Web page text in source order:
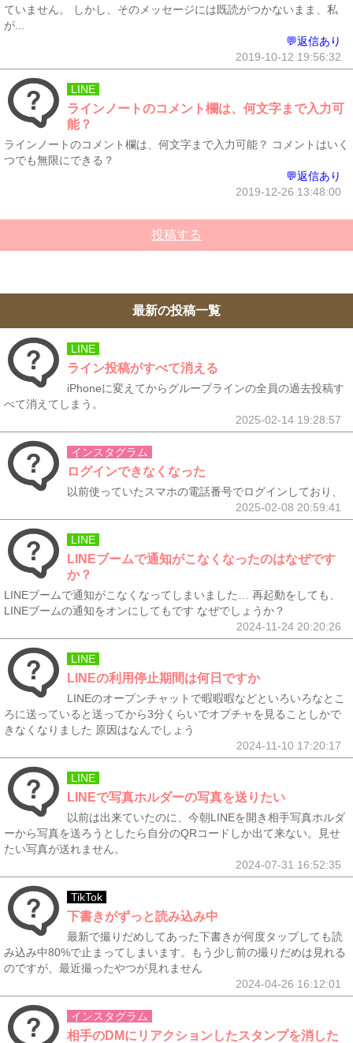
ていません。 しかし、そのメッセージには既読がつかないまま、私
が...
💬返信あり
2019-10-12 19:56:32
LINE
ラインノートのコメント欄は、何文字まで入力可
能？
ラインノートのコメント欄は、何文字まで入力可能？ コメントはいく
つでも無限にできる？
💬返信あり
2019-12-26 13:48:00
投稿する
最新の投稿一覧
LINE
ライン投稿がすべて消える
iPhoneに変えてからグループラインの全員の過去投稿す
べて消えてしまう。
2025-02-14 19:28:57
インスタグラム
ログインできなくなった
以前使っていたスマホの電話番号でログインしており、
2025-02-08 20:59:41
LINE
LINEブームで通知がこなくなったのはなぜです
か？
LINEブームで通知がこなくなってしまいました… 再起動をしても、
LINEブームの通知をオンにしてもです なぜでしょうか？
2024-11-24 20:20:26
LINE
LINEの利用停止期間は何日ですか
LINEのオープンチャットで暇暇暇などといろいろなとこ
ろに送っていると送ってから3分くらいでオプチャを見ることしかで
きなくなりました 原因はなんでしょう
2024-11-10 17:20:17
LINE
LINEで写真ホルダーの写真を送りたい
以前は出来ていたのに、今朝LINEを開き相手写真ホルダ
ーから写真を送ろうとしたら自分のQRコードしか出て来ない。見せ
たい写真が送れません。
2024-07-31 16:52:35
TikTok
下書きがずっと読み込み中
最新で撮りだめしてあった下書きが何度タップしても読
み込み中80%で止まってしまいます。もう少し前の撮りだめは見れる
のですが、最近撮ったやつが見れません
2024-04-26 16:12:01
インスタグラム
相手のDMにリアクションしたスタンプを消した